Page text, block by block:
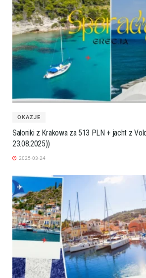
OKAZJE
Saloniki z Krakowa za 513 PLN + jacht z
23.08.2025))
2025-03-24